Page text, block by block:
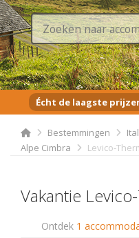
Écht de laagste
Bestemmingen
Alpe Cimbra
Levico-
Vakantie
Ontdek 1